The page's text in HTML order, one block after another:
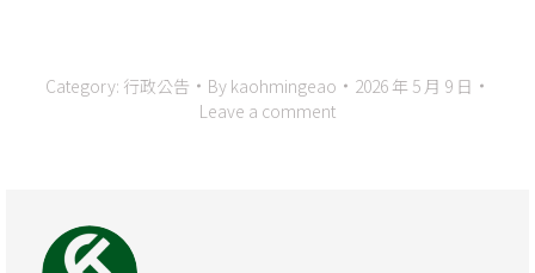
Category: 行政公告 By kaohmingeao
2026 年 5 月 9 日
Leave a comment